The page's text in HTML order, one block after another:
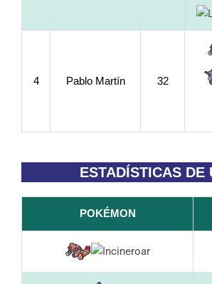
4 Pablo Martín 32
ESTADÍSTICAS DE
POKÉMON